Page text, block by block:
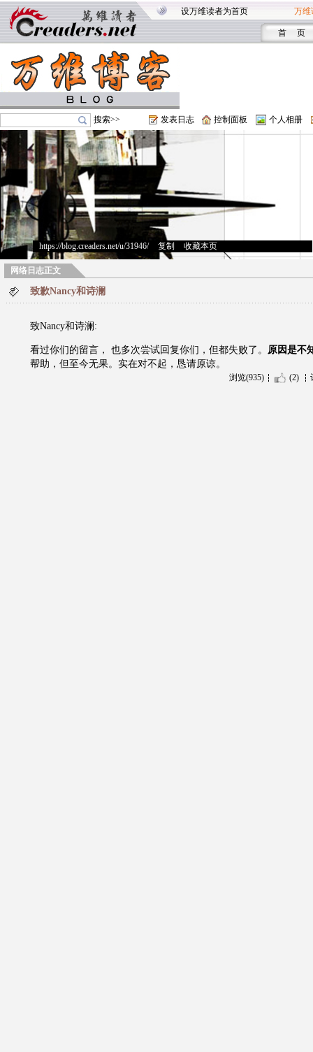
设万维读者为首页 万维
首 页
搜索>> 发表日志 控制面板 个人相册
https://blog.creaders.net/u/31946/> 复制 收藏本页
网络日志正文
致歉Nancy和诗澜
致Nancy和诗澜:
看过你们的留言， 也多次尝试回复你们，但都失败了。 原因是不
帮助，但至今无果。实在对不起，恳请原谅。
浏览(935) (2)